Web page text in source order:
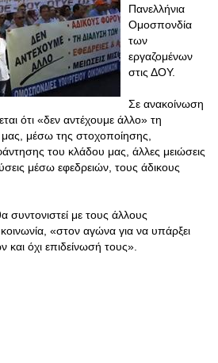
Πανελλήνια
Ομοσπονδία
των
εργαζομένων
στις ΔΟΥ.
Σε ανακοίνωση
ότι «δεν αντέχουμε άλλο» τη
μέσω της στοχοποίησης,
του κλάδου μας, άλλες μειώσεις
μέσω εφεδρειών, τους άδικους
με τους άλλους
«στον αγώνα για να υπάρξει
όχι επιδείνωσή τους».